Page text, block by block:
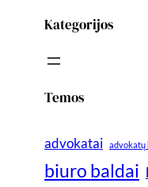
Kategorijos
Temos
advokatai advokatų
biuro baldai